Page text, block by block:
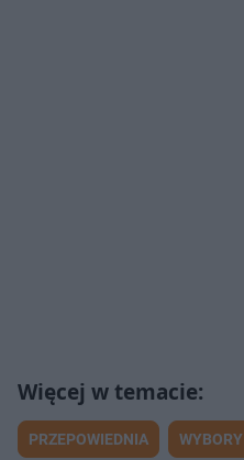
PRZEPOWIEDNIA WYBORY